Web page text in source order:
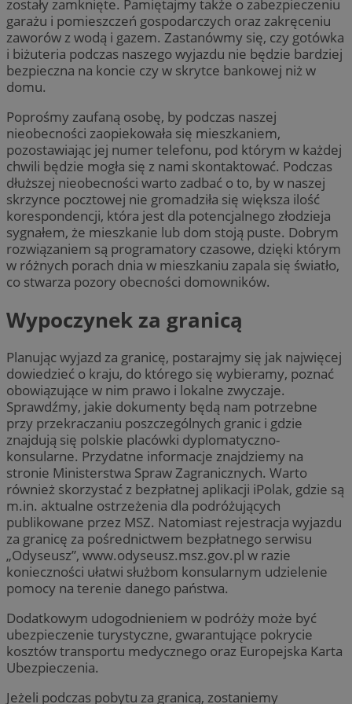
zostały zamknięte. Pamiętajmy także o zabezpieczeniu
garażu i pomieszczeń gospodarczych oraz zakręceniu
zaworów z wodą i gazem. Zastanówmy się, czy gotówka
i biżuteria podczas naszego wyjazdu nie będzie bardziej
bezpieczna na koncie czy w skrytce bankowej niż w
domu.
Poprośmy zaufaną osobę, by podczas naszej
nieobecności zaopiekowała się mieszkaniem,
pozostawiając jej numer telefonu, pod którym w każdej
chwili będzie mogła się z nami skontaktować. Podczas
dłuższej nieobecności warto zadbać o to, by w naszej
skrzynce pocztowej nie gromadziła się większa ilość
korespondencji, która jest dla potencjalnego złodzieja
sygnałem, że mieszkanie lub dom stoją puste. Dobrym
rozwiązaniem są programatory czasowe, dzięki którym
w różnych porach dnia w mieszkaniu zapala się światło,
co stwarza pozory obecności domowników.
Wypoczynek za granicą
Planując wyjazd za granicę, postarajmy się jak najwięcej
dowiedzieć o kraju, do którego się wybieramy, poznać
obowiązujące w nim prawo i lokalne zwyczaje.
Sprawdźmy, jakie dokumenty będą nam potrzebne
przy przekraczaniu poszczególnych granic i gdzie
znajdują się polskie placówki dyplomatyczno-
konsularne. Przydatne informacje znajdziemy na
stronie Ministerstwa Spraw Zagranicznych. Warto
również skorzystać z bezpłatnej aplikacji iPolak, gdzie są
m.in. aktualne ostrzeżenia dla podróżujących
publikowane przez MSZ. Natomiast rejestracja wyjazdu
za granicę za pośrednictwem bezpłatnego serwisu
„Odyseusz”, www.odyseusz.msz.gov.pl w razie
konieczności ułatwi służbom konsularnym udzielenie
pomocy na terenie danego państwa.
Dodatkowym udogodnieniem w podróży może być
ubezpieczenie turystyczne, gwarantujące pokrycie
kosztów transportu medycznego oraz Europejska Karta
Ubezpieczenia.
Jeżeli podczas pobytu za granicą, zostaniemy